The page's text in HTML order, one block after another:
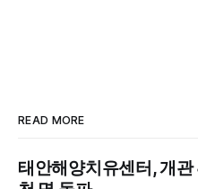
READ MORE
태안해양치유센터, 개